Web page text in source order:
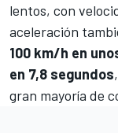
lentos, con
aceleración
100 km/h en
en 7,8 segundos
gran mayoría de